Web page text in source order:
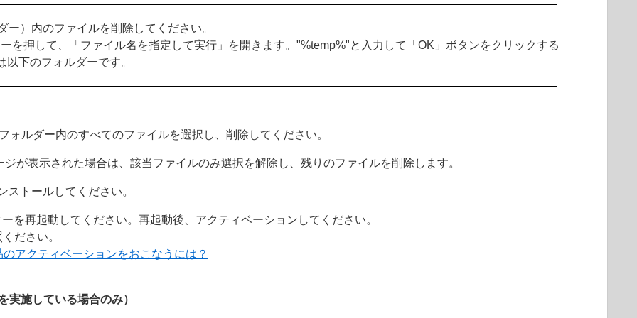
）内のファイルを削除してください。
を押して、「ファイル名を指定して実行」を開きます。"%temp%"と入力して「OK」ボタンをクリックする
下のフォルダーです。
ォルダー内のすべてのファイルを選択し、削除してください。
が表示された場合は、該当ファイルのみ選択を解除し、残りのファイルを削除します。
トールしてください。
を再起動してください。再起動後、アクティベーションしてください。
ださい。
アクティベーションをおこなうには？
施している場合のみ）